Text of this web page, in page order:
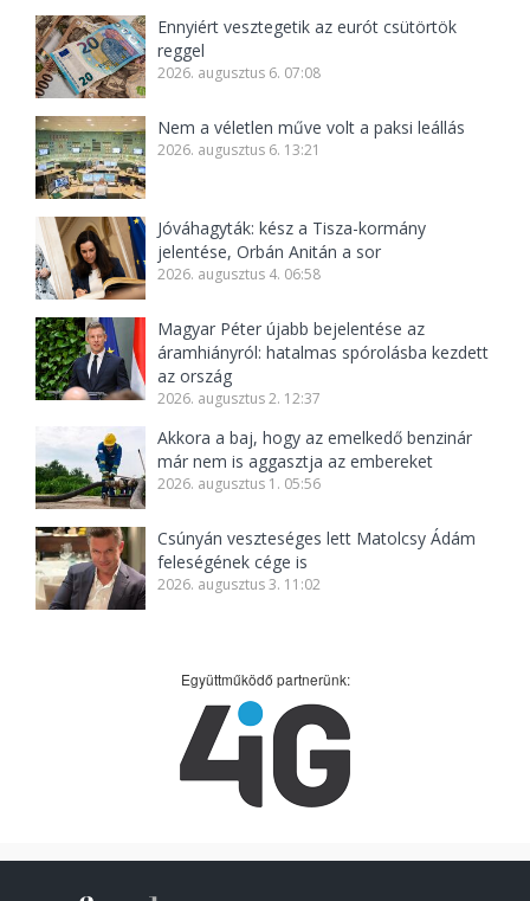
Ennyiért vesztegetik az eurót csütörtök
reggel
2026. augusztus 6. 07:08
Nem a véletlen műve volt a paksi leállás
2026. augusztus 6. 13:21
Jóváhagyták: kész a Tisza-kormány
jelentése, Orbán Anitán a sor
2026. augusztus 4. 06:58
Magyar Péter újabb bejelentése az
áramhiányról: hatalmas spórolásba kezdett
az ország
2026. augusztus 2. 12:37
Akkora a baj, hogy az emelkedő benzinár
már nem is aggasztja az embereket
2026. augusztus 1. 05:56
Csúnyán veszteséges lett Matolcsy Ádám
feleségének cége is
2026. augusztus 3. 11:02
Együttműködő partnerünk: